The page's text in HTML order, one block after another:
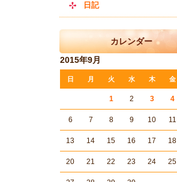
日記
カレンダー
2015年9月
日 月 火 水 木 金
1 2 3 4
6 7 8 9 10 11
13 14 15 16 17 18
20 21 22 23 24 25